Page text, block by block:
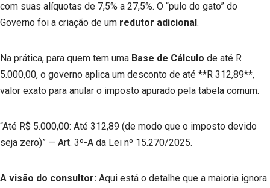
com suas alíquotas de 7,5% a 27,5%. O “pulo do gato” do
Governo foi a criação de um redutor adicional .
Na prática, para quem tem uma Base de Cálculo de até R
5.000,00, o governo aplica um desconto de até **R 312,89**,
valor exato para anular o imposto apurado pela tabela comum.
“Até R$ 5.000,00: Até 312,89 (de modo que o imposto devido
seja zero)” — Art. 3º-A da Lei nº 15.270/2025.
A visão do consultor: Aqui está o detalhe que a maioria ignora.